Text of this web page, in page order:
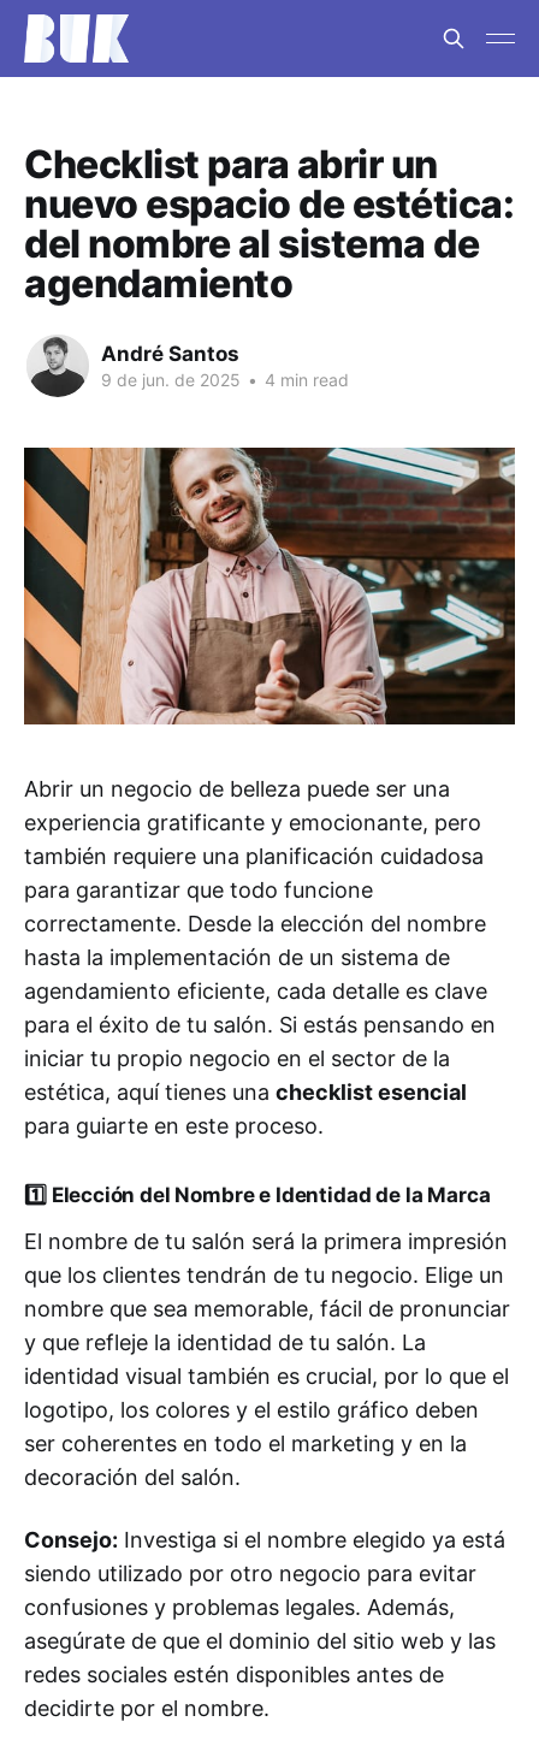
Checklist para abrir un
nuevo espacio de estética:
del nombre al sistema de
agendamiento
André Santos
9 de jun. de 2025 • 4 min read
Abrir un negocio de belleza puede ser una
experiencia gratificante y emocionante, pero
también requiere una planificación cuidadosa
para garantizar que todo funcione
correctamente. Desde la elección del nombre
hasta la implementación de un sistema de
agendamiento eficiente, cada detalle es clave
para el éxito de tu salón. Si estás pensando en
iniciar tu propio negocio en el sector de la
estética, aquí tienes una checklist esencial
para guiarte en este proceso.
1️⃣ Elección del Nombre e Identidad de la Marca
El nombre de tu salón será la primera impresión
que los clientes tendrán de tu negocio. Elige un
nombre que sea memorable, fácil de pronunciar
y que refleje la identidad de tu salón. La
identidad visual también es crucial, por lo que el
logotipo, los colores y el estilo gráfico deben
ser coherentes en todo el marketing y en la
decoración del salón.
Consejo: Investiga si el nombre elegido ya está
siendo utilizado por otro negocio para evitar
confusiones y problemas legales. Además,
asegúrate de que el dominio del sitio web y las
redes sociales estén disponibles antes de
decidirte por el nombre.